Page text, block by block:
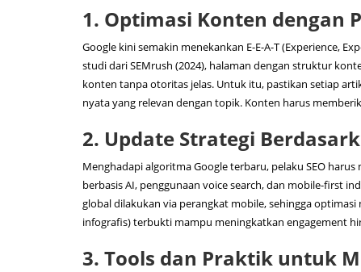
1. Optimasi Konten dengan
Google kini semakin menekankan E-E-A-T (Experience,
studi dari SEMrush (2024), halaman dengan struktur
konten tanpa otoritas jelas. Untuk itu, pastikan setiap
nyata yang relevan dengan topik. Konten harus
2. Update Strategi
Menghadapi algoritma Google terbaru, pelaku SEO
berbasis AI, penggunaan voice search, dan mobile-first
global dilakukan via perangkat mobile, sehingga
infografis) terbukti mampu meningkatkan engagement
3. Tools dan Praktik untuk